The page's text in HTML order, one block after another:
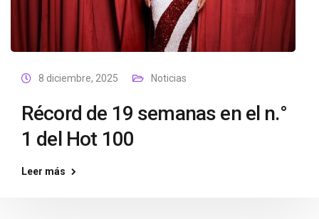
8 diciembre, 2025 Noticias
Récord de 19 semanas en el n.°
1 del Hot 100
Leer más